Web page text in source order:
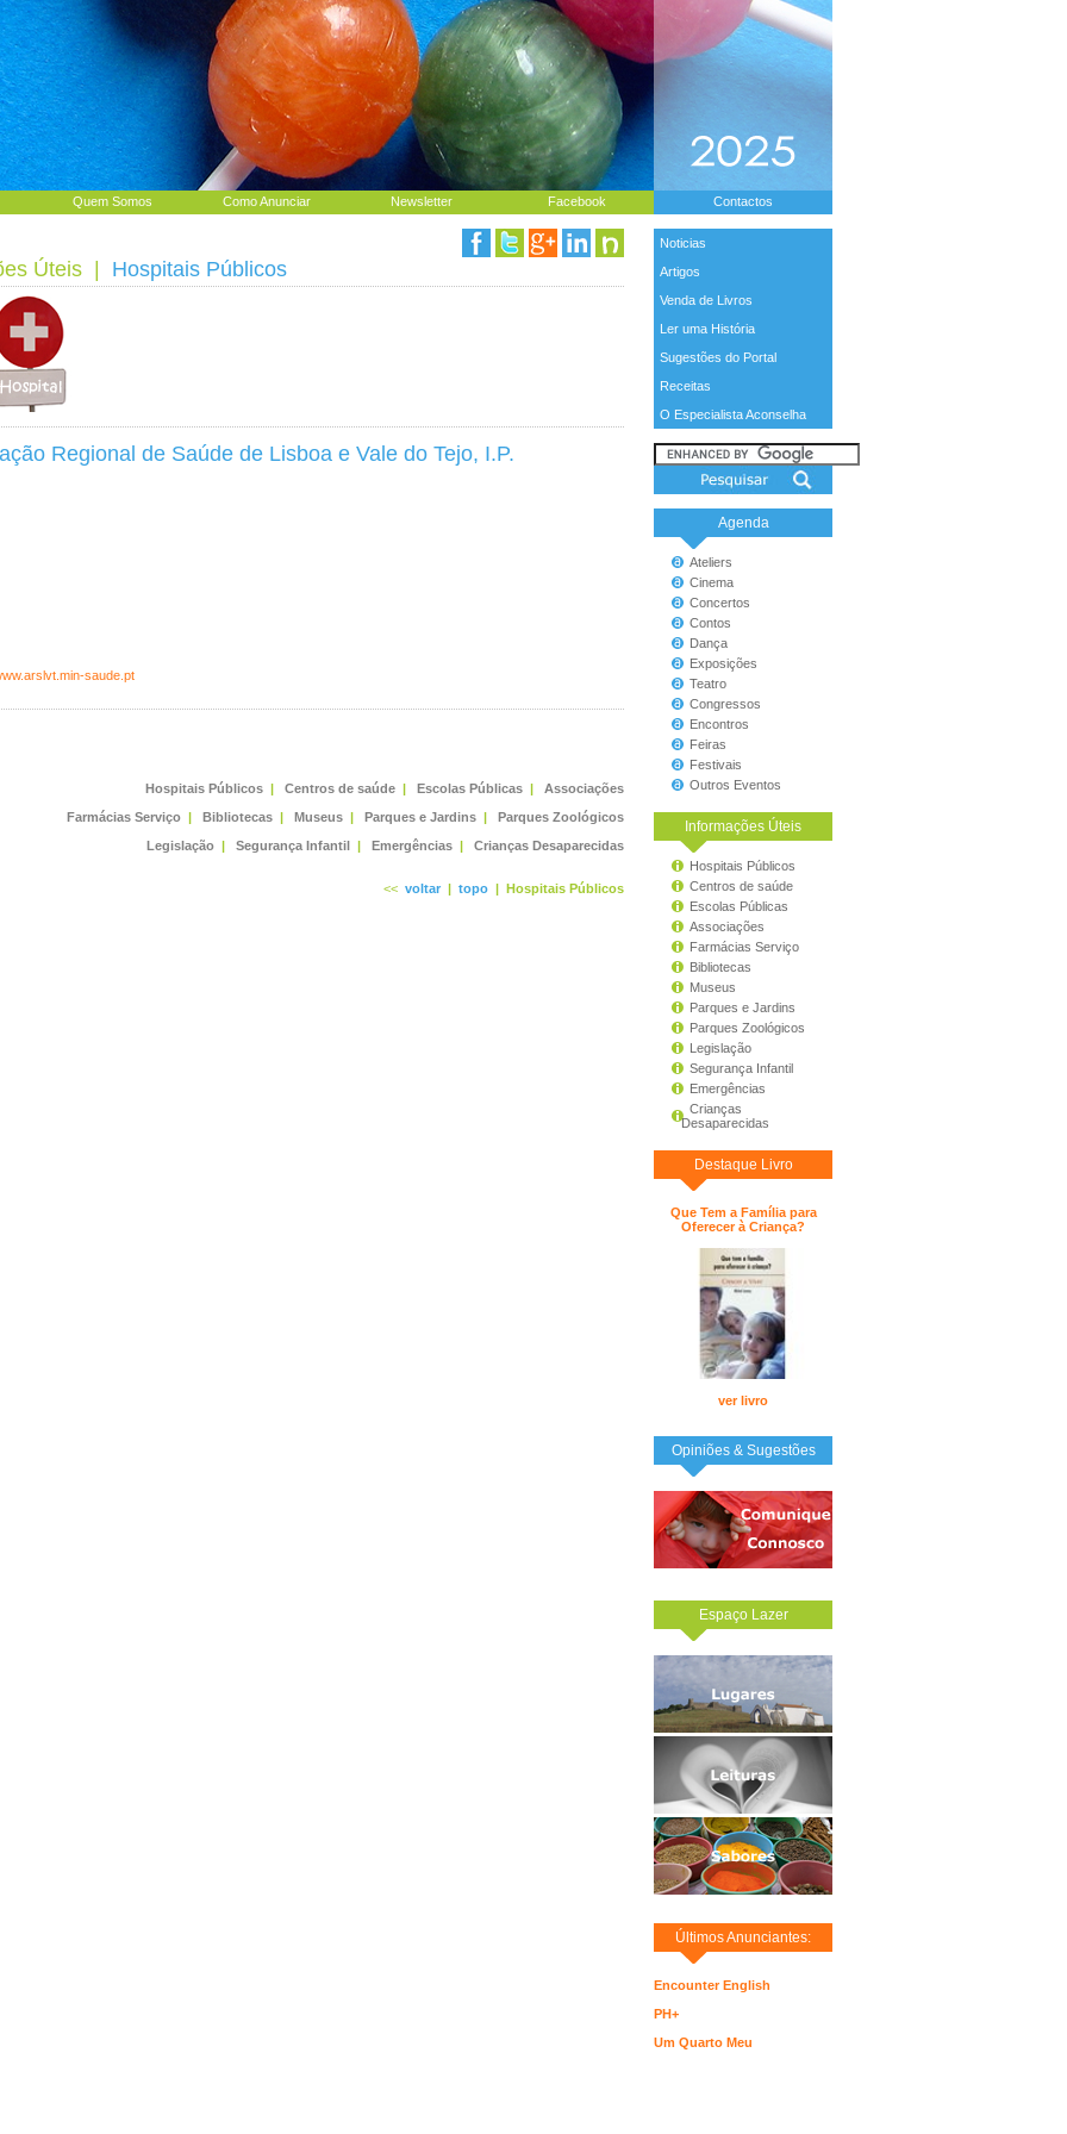
Quem Somos Como Anunciar Newsletter Facebook Contactos
Noticias
Artigos
Venda de Livros
Ler uma História
Sugestões do Portal
Receitas
O Especialista Aconselha
Agenda
Ateliers
Cinema
Concertos
Contos
Dança
Exposições
Teatro
Congressos
Encontros
Feiras
Festivais
Outros Eventos
Informações Úteis
Hospitais Públicos
Centros de saúde
Escolas Públicas
Associações
Farmácias Serviço
Bibliotecas
Museus
Parques e Jardins
Parques Zoológicos
Legislação
Segurança Infantil
Emergências
Crianças
Desaparecidas
Destaque Livro
Que Tem a Família para
Oferecer à Criança?
ver livro
Opiniões & Sugestões
Espaço Lazer
Últimos Anunciantes:
Encounter English
PH+
Um Quarto Meu
Úteis Hospitais Públicos
Regional de Saúde de Lisboa e Vale do Tejo, I.P.
saude.pt
Hospitais Públicos | Centros de saúde | Escolas Públicas |
Associações
Farmácias Serviço | Bibliotecas | Museus | Parques e Jardins |
Parques Zoológicos
Legislação | Segurança Infantil | Emergências | Crianças Desaparecidas
<< voltar | topo | Hospitais Públicos